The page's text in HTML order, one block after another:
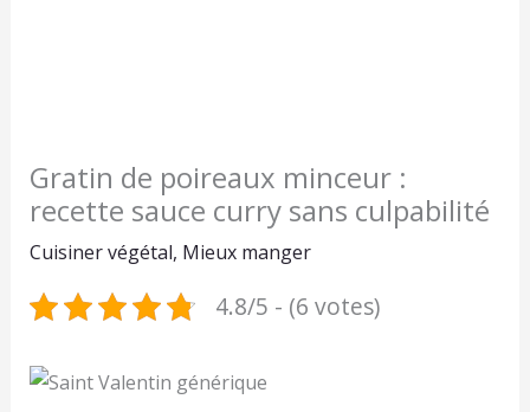
Gratin de poireaux minceur :
recette sauce curry sans culpabilité
Cuisiner végétal, Mieux manger
4.8/5 - (6 votes)